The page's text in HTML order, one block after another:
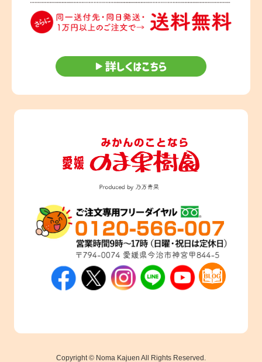
Copyright © Noma Kajuen All Rights Reserved.